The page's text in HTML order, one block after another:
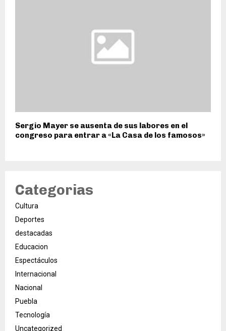
Sergio Mayer se ausenta de sus labores en el
congreso para entrar a «La Casa de los famosos»
Categorias
Cultura
Deportes
destacadas
Educacion
Espectáculos
Internacional
Nacional
Puebla
Tecnología
Uncategorized